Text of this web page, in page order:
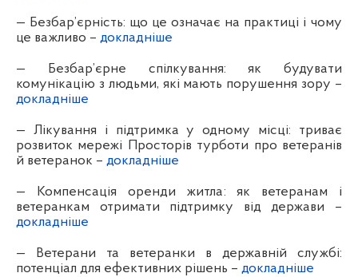
— Безбар’єрність: що це означає на практиці і чому
це важливо – докладніше
— Безбар’єрне спілкування: як будувати
комунікацію з людьми, які мають порушення зору –
докладніше
— Лікування і підтримка у одному місці: триває
розвиток мережі Просторів турботи про ветеранів
й ветеранок – докладніше
— Компенсація оренди житла: як ветеранам і
ветеранкам отримати підтримку від держави –
докладніше
— Ветерани та ветеранки в державній службі:
потенціал для ефективних рішень – докладніше